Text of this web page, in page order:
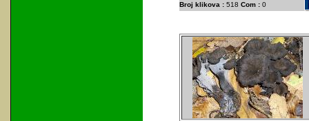
Broj klikova :518 Com :0